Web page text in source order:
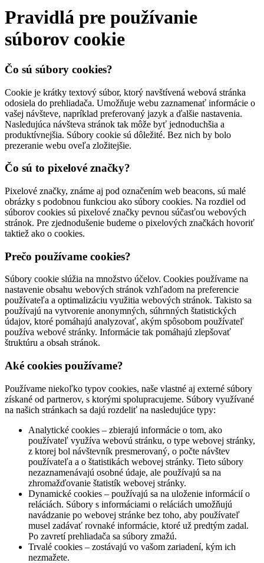
Pravidlá pre používanie
súborov cookie
Čo sú súbory cookies?
Cookie je krátky textový súbor, ktorý navštívená webová stránka
odosiela do prehliadača. Umožňuje webu zaznamenať informácie o
vašej návšteve, napríklad preferovaný jazyk a ďalšie nastavenia.
Nasledujúca návšteva stránok tak môže byť jednoduchšia a
produktívnejšia. Súbory cookie sú dôležité. Bez nich by bolo
prezeranie webu oveľa zložitejšie.
Čo sú to pixelové značky?
Pixelové značky, známe aj pod označením web beacons, sú malé
obrázky s podobnou funkciou ako súbory cookies. Na rozdiel od
súborov cookies sú pixelové značky pevnou súčasťou webových
stránok. Pre zjednodušenie budeme o pixelových značkách hovoriť
taktiež ako o cookies.
Prečo používame cookies?
Súbory cookie slúžia na množstvo účelov. Cookies používame na
nastavenie obsahu webových stránok vzhľadom na preferencie
používateľa a optimalizáciu využitia webových stránok. Takisto sa
používajú na vytvorenie anonymných, súhrnných štatistických
údajov, ktoré pomáhajú analyzovať, akým spôsobom používateľ
používa webové stránky. Informácie tak pomáhajú zlepšovať
štruktúru a obsah stránok.
Aké cookies používame?
Používame niekoľko typov cookies, naše vlastné aj externé súbory
získané od partnerov, s ktorými spolupracujeme. Súbory využívané
na našich stránkach sa dajú rozdeliť na nasledujúce typy:
Analytické cookies – zbierajú informácie o tom, ako
používateľ využíva webovú stránku, o type webovej stránky,
z ktorej bol návštevník presmerovaný, o počte návštev
používateľa a o štatistikách webovej stránky. Tieto súbory
nezaznamenávajú osobné údaje, ale používajú sa na
zhromažďovanie štatistík webovej stránky.
Dynamické cookies – používajú sa na uloženie informácií o
reláciách. Súbory s informáciami o reláciách umožňujú
navádzanie po webovej stránke bez toho, aby používateľ
musel zadávať rovnaké informácie, ktoré už predtým zadal.
Po zavretí prehliadača sa súbory zmažú.
Trvalé cookies – zostávajú vo vašom zariadení, kým ich
nezmažete.